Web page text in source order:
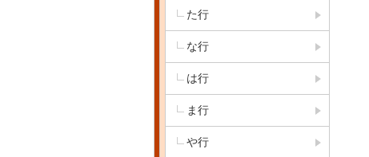
た行
な行
は行
ま行
や行